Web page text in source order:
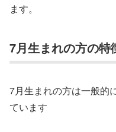
ます。
7月生まれの方の特
7月生まれの方は一般的
ています